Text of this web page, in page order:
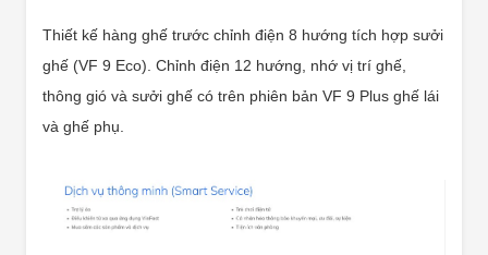
Thiết kế hàng ghế trước chỉnh điện 8 hướng tích hợp sưởi
ghế (VF 9 Eco). Chỉnh điện 12 hướng, nhớ vị trí ghế,
thông gió và sưởi ghế có trên phiên bản VF 9 Plus ghế lái
và ghế phụ.